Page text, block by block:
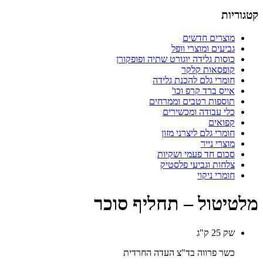
קטגוריות
מוצרים חדשים
גביעים ומוצרי וופל
כוסות גלידה יוגורט שתיה ופופקורן
קופסאות קלקר
חומרי גלם להכנת גלידה
אייס ברד קרפ וכו'
תוספות רטבים וממרחים
כלי עבודה ומכשירים
קפואים
חומרי גלם ליצרני מזון
מוצרי נייר
סכום חד פעמי ושקיות
צלחות וגביעי פלסטיק
חומרי ניקוי
מלטיטול – תחליף סוכר
שק 25 ק"ג
כשר פרווה בד"צ העדה החרדית